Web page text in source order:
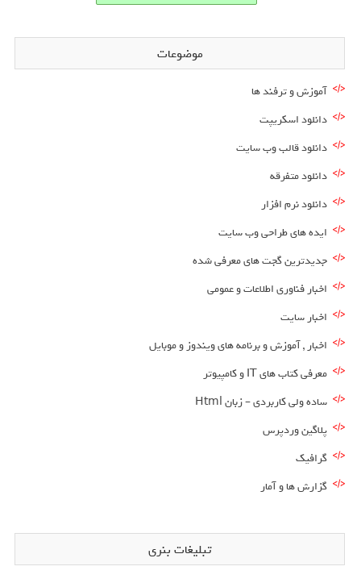
موضوعات
آموزش و ترفند ها
دانلود اسکریپت
دانلود قالب وب سایت
دانلود متفرقه
دانلود نرم افزار
ایده های طراحی وب سایت
جدیدترین گجت های معرفی شده
اخبار فناوری اطلاعات و عمومی
اخبار سایت
اخبار , آموزش و برنامه های ویندوز و موبایل
معرفی کتاب های IT و کامپیوتر
ساده ولی کاربردی – زبان Html
پلاگین وردپرس
گرافیک
گزارش ها و آمار
تبلیغات بنری